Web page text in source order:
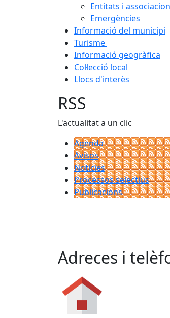
Entitats i
Emergències
Informació del municipi
Turisme
Informació geogràfica
Col·lecció local
Llocs d'interès
RSS
L'actualitat a un clic
Agenda
Avisos
Notícies
Processos selectius
Publicacions
Adreces i